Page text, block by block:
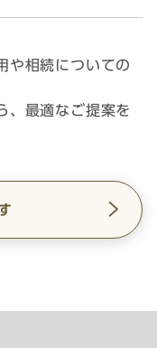
や相続についての
、最適なご提案を